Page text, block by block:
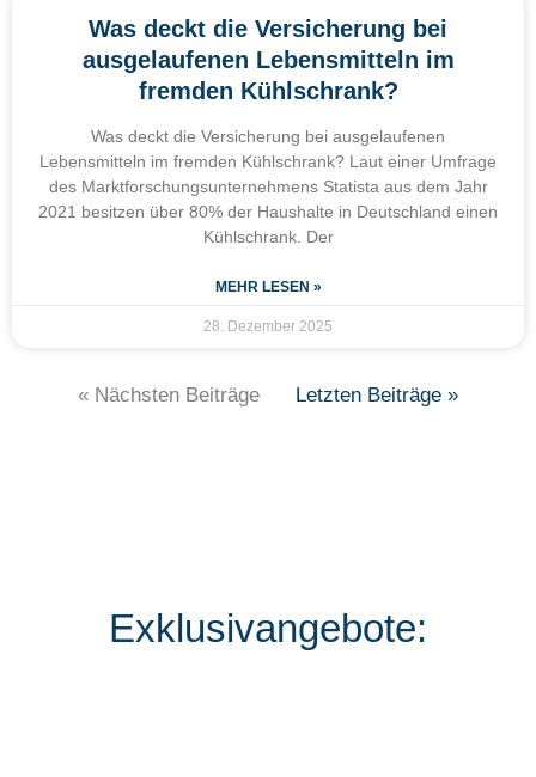
Was deckt die Versicherung bei
ausgelaufenen Lebensmitteln im
fremden Kühlschrank?
Was deckt die Versicherung bei ausgelaufenen
Lebensmitteln im fremden Kühlschrank? Laut einer Umfrage
des Marktforschungsunternehmens Statista aus dem Jahr
2021 besitzen über 80% der Haushalte in Deutschland einen
Kühlschrank. Der
MEHR LESEN »
28. Dezember 2025
« Nächsten Beiträge Letzten Beiträge »
Exklusivangebote: